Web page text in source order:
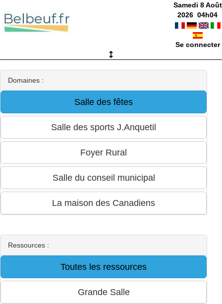
Samedi 8 Août
2026 04h04
Se connecter
Domaines :
Ressources :